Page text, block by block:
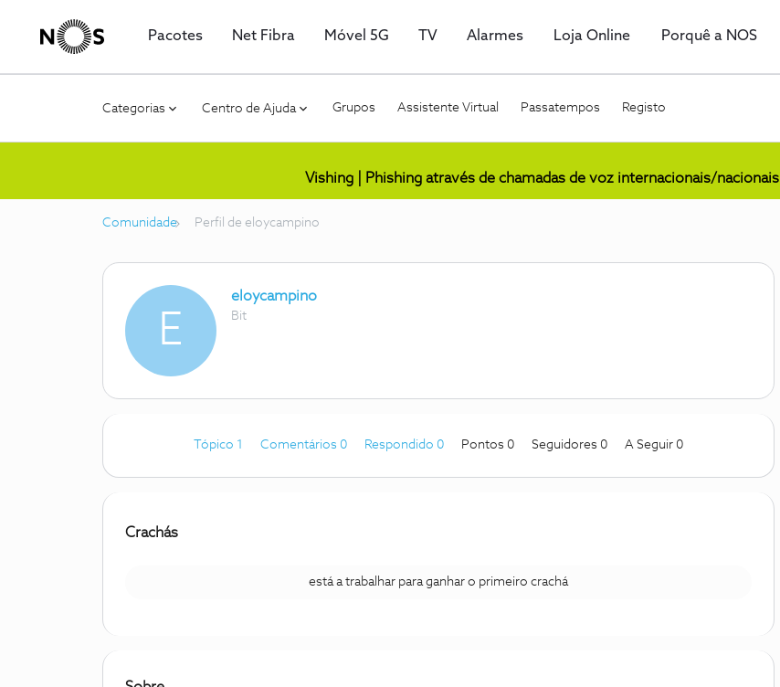
Pacotes Net Fibra Móvel 5G TV Alarmes Loja Online Porquê a NOS
Categorias Centro de Ajuda Grupos Assistente Virtual Passatempos Registo
Vishing | Phishing através de chamadas de voz internacionais/nacionais
Comunidade Perfil de eloycampino
E
eloycampino
Bit
Tópico 1 Comentários 0 Respondido 0 Pontos 0 Seguidores 0 A Seguir 0
Crachás
está a trabalhar para ganhar o primeiro crachá